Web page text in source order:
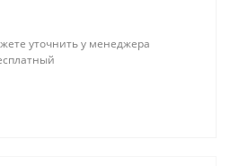
уточнить у менеджера